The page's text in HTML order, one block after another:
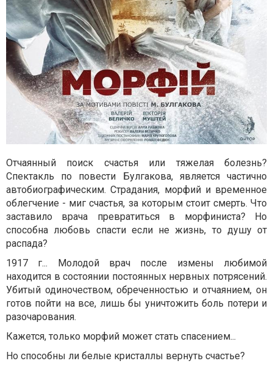
Отчаянный поиск счастья или тяжелая болезнь?
Спектакль по повести Булгакова, является частично
автобиографическим. Страдания, морфий и временное
облегчение - миг счастья, за которым стоит смерть. Что
заставило врача превратиться в морфиниста? Но
способна любовь спасти если не жизнь, то душу от
распада?
1917 г... Молодой врач после измены любимой
находится в состоянии постоянных нервных потрясений.
Убитый одиночеством, обреченностью и отчаянием, он
готов пойти на все, лишь бы уничтожить боль потери и
разочарования.
Кажется, только морфий может стать спасением...
Но способны ли белые кристаллы вернуть счастье?